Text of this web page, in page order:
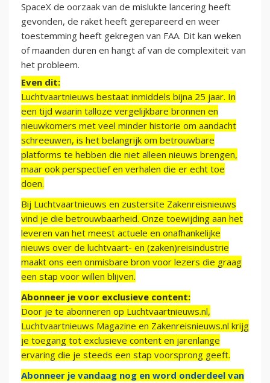
SpaceX de oorzaak van de mislukte lancering heeft
gevonden, de raket heeft gerepareerd en weer
toestemming heeft gekregen van FAA. Dit kan weken
of maanden duren en hangt af van de complexiteit van
het probleem.
Even dit:
Luchtvaartnieuws bestaat inmiddels bijna 25 jaar. In
een tijd waarin talloze vergelijkbare bronnen en
nieuwkomers met veel minder historie om aandacht
schreeuwen, is het belangrijk om betrouwbare
platforms te hebben die niet alleen nieuws brengen,
maar ook perspectief en verhalen die er echt toe
doen.
Bij Luchtvaartnieuws en zustersite Zakenreisnieuws
vind je die betrouwbaarheid. Onze toewijding aan het
leveren van het meest actuele en onafhankelijke
nieuws over de luchtvaart- en (zaken)reisindustrie
maakt ons een onmisbare bron voor lezers die graag
een stap voor willen blijven.
Abonneer je voor exclusieve content:
Door je te abonneren op Luchtvaartnieuws.nl,
Luchtvaartnieuws Magazine en Zakenreisnieuws.nl krijg
je toegang tot exclusieve content en jarenlange
ervaring die je steeds een stap voorsprong geeft.
Abonneer je vandaag nog en word onderdeel van